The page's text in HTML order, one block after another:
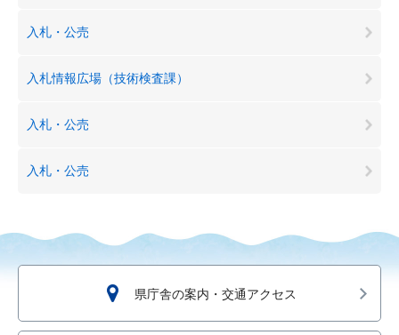
入札・公売
入札情報広場（技術検査課）
入札・公売
入札・公売
県庁舎の案内・交通アクセス